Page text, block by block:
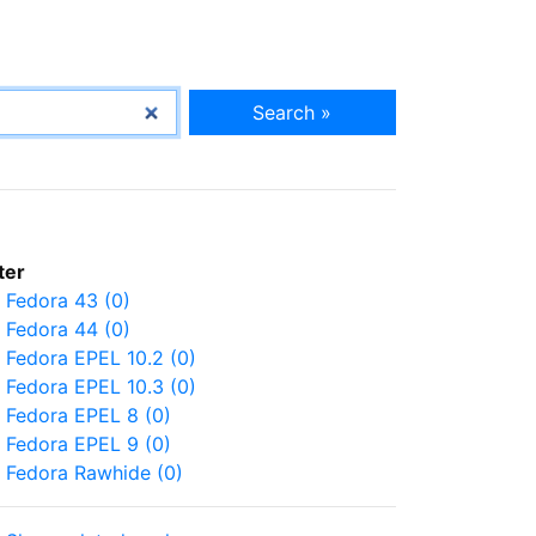
Search »
Fedora 43 (0)
Fedora 44 (0)
Fedora EPEL 10.2 (0)
Fedora EPEL 10.3 (0)
Fedora EPEL 8 (0)
Fedora EPEL 9 (0)
Fedora Rawhide (0)